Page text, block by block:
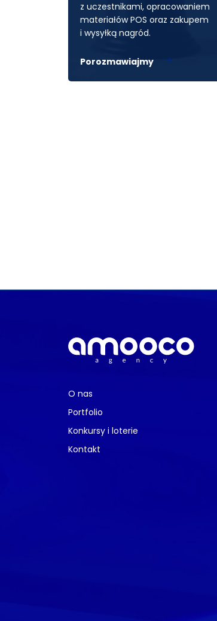
z uczestnikami, opracowaniem
materiałów POS oraz zakupem
i wysyłką nagród.
Porozmawiajmy
O nas
Portfolio
Konkursy i loterie
Kontakt